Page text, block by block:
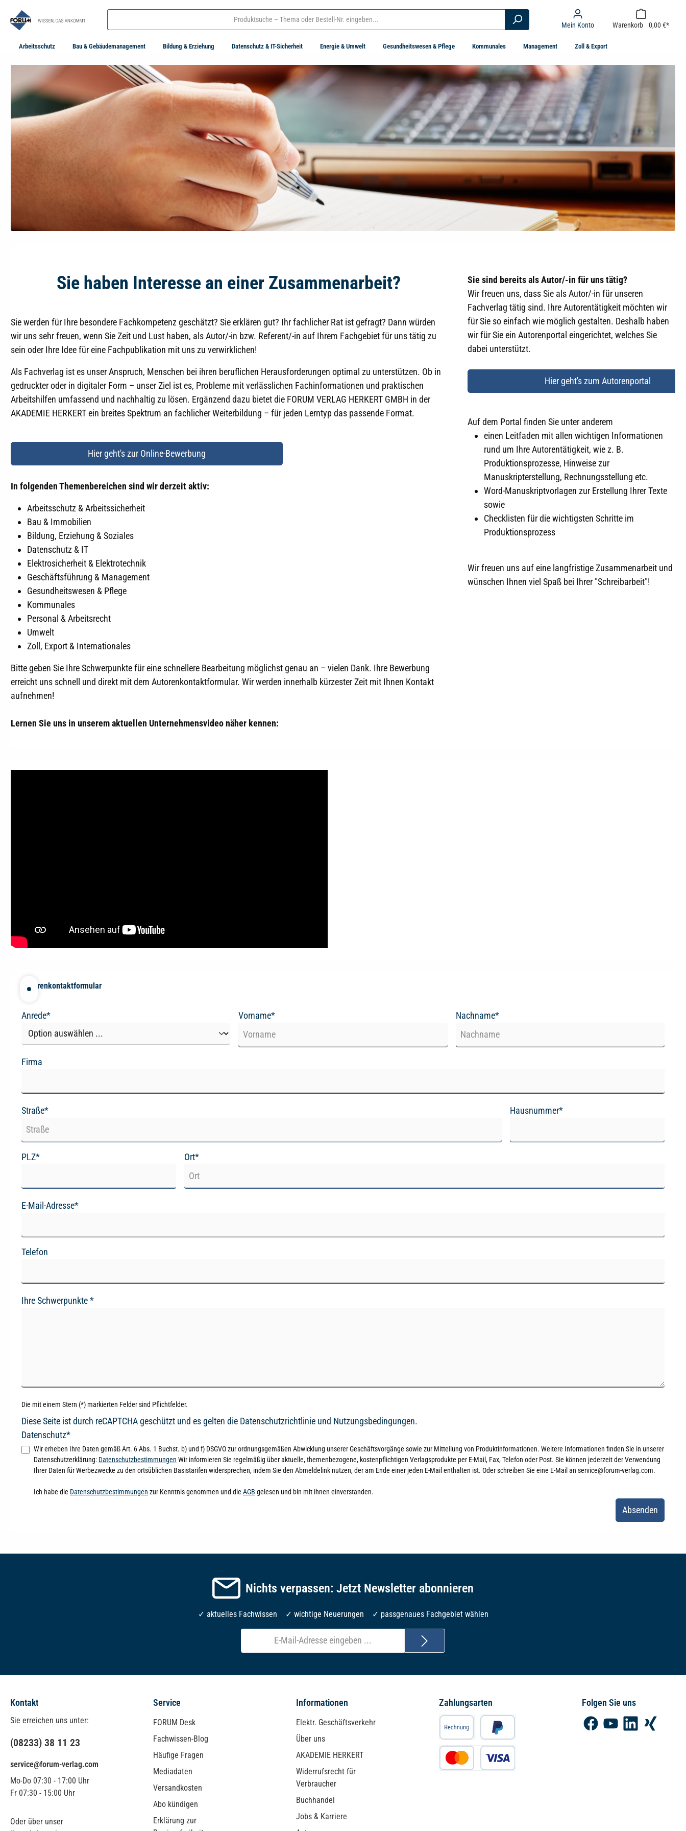
Zur Hauptnavigation springen
Mein Konto Warenkorb 0,00 €*
Arbeitsschutz Bau & Gebäudemanagement Bildung & Erziehung Datenschutz & IT-Sicherheit Energie & Umwelt Gesundheitswesen & Pflege Kommunales Management Zoll & Export
Sie haben Interesse an einer Zusammenarbeit?
Sie werden für Ihre besondere Fachkompetenz geschätzt? Sie erklären gut? Ihr fachlicher Rat ist gefragt? Dann würden
wir uns sehr freuen, wenn Sie Zeit und Lust haben, als Autor/-in bzw. Referent/-in auf Ihrem Fachgebiet für uns tätig zu
sein oder Ihre Idee für eine Fachpublikation mit uns zu verwirklichen!
Als Fachverlag ist es unser Anspruch, Menschen bei ihren beruflichen Herausforderungen optimal zu unterstützen. Ob in
gedruckter oder in digitaler Form – unser Ziel ist es, Probleme mit verlässlichen Fachinformationen und praktischen
Arbeitshilfen umfassend und nachhaltig zu lösen. Ergänzend dazu bietet die FORUM VERLAG HERKERT GMBH in der
AKADEMIE HERKERT ein breites Spektrum an fachlicher Weiterbildung – für jeden Lerntyp das passende Format.
Hier geht's zur Online-Bewerbung
In folgenden Themenbereichen sind wir derzeit aktiv:
Arbeitsschutz & Arbeitssicherheit
Bau & Immobilien
Bildung, Erziehung & Soziales
Datenschutz & IT
Elektrosicherheit & Elektrotechnik
Geschäftsführung & Management
Gesundheitswesen & Pflege
Kommunales
Personal & Arbeitsrecht
Umwelt
Zoll, Export & Internationales
Bitte geben Sie Ihre Schwerpunkte für eine schnellere Bearbeitung möglichst genau an – vielen Dank. Ihre Bewerbung
erreicht uns schnell und direkt mit dem Autorenkontaktformular. Wir werden innerhalb kürzester Zeit mit Ihnen Kontakt
aufnehmen!
Lernen Sie uns in unserem aktuellen Unternehmensvideo näher kennen:
Sie sind bereits als Autor/-in für uns tätig?
Wir freuen uns, dass Sie als Autor/-in für unseren
Fachverlag tätig sind. Ihre Autorentätigkeit möchten wir
für Sie so einfach wie möglich gestalten. Deshalb haben
wir für Sie ein Autorenportal eingerichtet, welches Sie
dabei unterstützt.
Hier geht's zum Autorenportal
Auf dem Portal finden Sie unter anderem
einen Leitfaden mit allen wichtigen Informationen
rund um Ihre Autorentätigkeit, wie z. B.
Produktionsprozesse, Hinweise zur
Manuskripterstellung, Rechnungsstellung etc.
Word-Manuskriptvorlagen zur Erstellung Ihrer Texte
sowie
Checklisten für die wichtigsten Schritte im
Produktionsprozess
Wir freuen uns auf eine langfristige Zusammenarbeit und
wünschen Ihnen viel Spaß bei Ihrer "Schreibarbeit"!
Autorenkontaktformular
Anrede* Vorname* Nachname*
Firma
Straße* Hausnummer*
PLZ* Ort*
E-Mail-Adresse*
Telefon
Ihre Schwerpunkte *
Die mit einem Stern (*) markierten Felder sind Pflichtfelder.
Diese Seite ist durch reCAPTCHA geschützt und es gelten die Datenschutzrichtlinie und Nutzungsbedingungen.
Datenschutz*
Wir erheben Ihre Daten gemäß Art. 6 Abs. 1 Buchst. b) und f) DSGVO zur ordnungsgemäßen Abwicklung unserer Geschäftsvorgänge sowie zur Mitteilung von Produktinformationen. Weitere Informationen finden Sie in unserer
Datenschutzerklärung: Datenschutzbestimmungen Wir informieren Sie regelmäßig über aktuelle, themenbezogene, kostenpflichtigen Verlagsprodukte per E-Mail, Fax, Telefon oder Post. Sie können jederzeit der Verwendung
Ihrer Daten für Werbezwecke zu den ortsüblichen Basistarifen widersprechen, indem Sie den Abmeldelink nutzen, der am Ende einer jeden E-Mail enthalten ist. Oder schreiben Sie eine E-Mail an service@forum-verlag.com.
Ich habe die Datenschutzbestimmungen zur Kenntnis genommen und die AGB gelesen und bin mit ihnen einverstanden.
Absenden
Nichts verpassen: Jetzt Newsletter abonnieren
✓ aktuelles Fachwissen ✓ wichtige Neuerungen ✓ passgenaues Fachgebiet wählen
Kontakt
Sie erreichen uns unter:
(08233) 38 11 23
service@forum-verlag.com
Mo-Do 07:30 - 17:00 Uhr
Fr 07:30 - 15:00 Uhr
Oder über unser
Service
FORUM Desk
Fachwissen-Blog
Häufige Fragen
Mediadaten
Versandkosten
Abo kündigen
Erklärung zur
Informationen
Elektr. Geschäftsverkehr
Über uns
AKADEMIE HERKERT
Widerrufsrecht für
Verbraucher
Buchhandel
Jobs & Karriere
Zahlungsarten Folgen Sie uns
FacebookYouTubeLinkedInXing